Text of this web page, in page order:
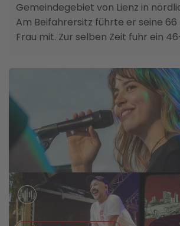
Gemeindegebiet von Lienz in
Am Beifahrersitz führte er seine
Frau mit. Zur selben Zeit fuhr ein
Schillerstraße von links kommend
östliche Richtung in die Kreuzung
war ein rechtwinkliger
Fahrzeuge. Der Italiener kam zu
Verletzungen zunächst
Ein Unfallzeuge setzte die
Der verunfallte Motorradlenker
Bezirkskrankenhaus Lienz
nach ambulanter Behandlung
Insassen des Unfall-PKW blieben
Unfallmotorad war nicht mehr